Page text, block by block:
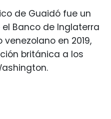
de Guaidó fue un
Banco de Inglaterra
en 2019,
británica a los